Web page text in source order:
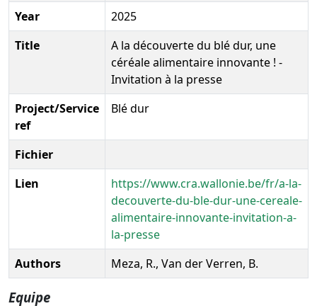
Year
2025
Title
A la découverte du blé dur, une
céréale alimentaire innovante ! -
Invitation à la presse
Project/Service
ref
Blé dur
Fichier
Lien
https://www.cra.wallonie.be/fr/a-la-
decouverte-du-ble-dur-une-cereale-
alimentaire-innovante-invitation-a-
la-presse
Authors
Meza, R., Van der Verren, B.
Equipe